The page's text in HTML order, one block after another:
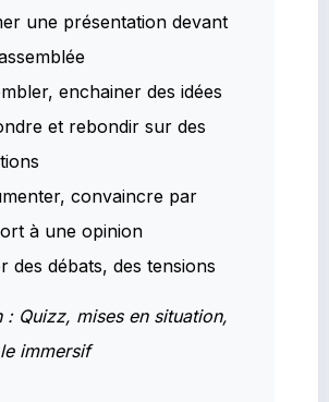
une présentation devant
enchainer des idées
et rebondir sur des
convaincre par
à une opinion
des débats, des tensions
: Quizz, mises en situation,
immersif